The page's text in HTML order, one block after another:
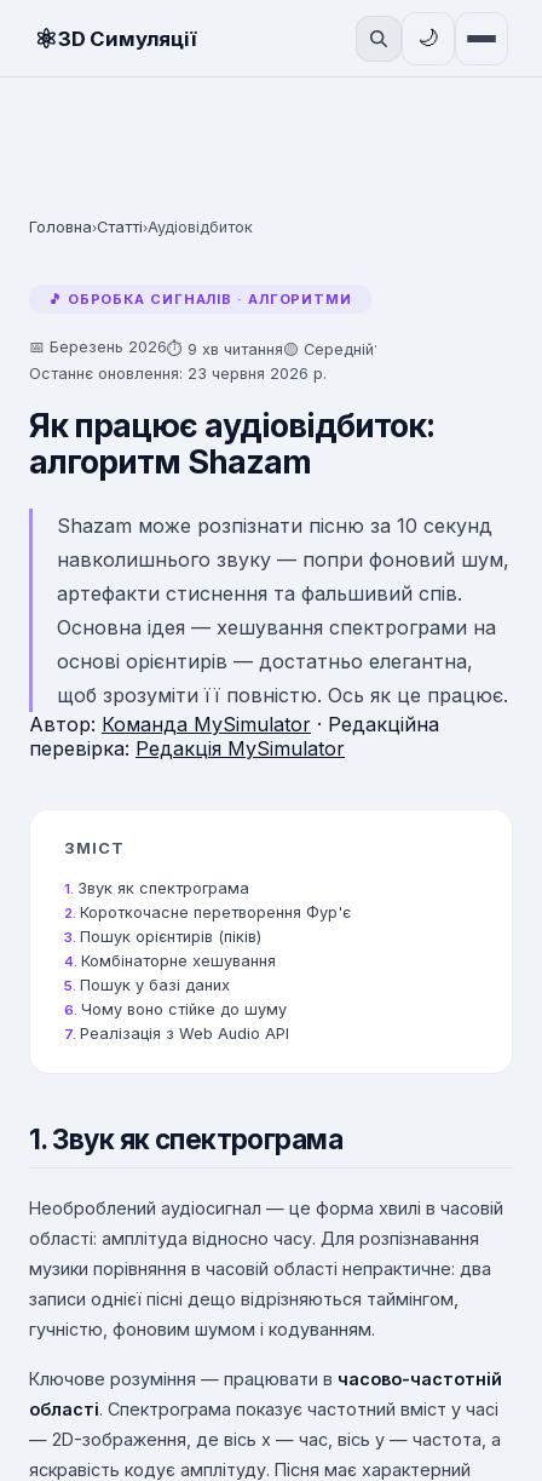
⚛3D Симуляції 🌙
Головна›Статті›Аудіовідбиток
🎵 ОБРОБКА СИГНАЛІВ · АЛГОРИТМИ
📅 Березень 2026⏱ 9 хв читання🟡 Середній·
Останнє оновлення: 23 червня 2026 р.
Як працює аудіовідбиток:
алгоритм Shazam
Shazam може розпізнати пісню за 10 секунд
навколишнього звуку — попри фоновий шум,
артефакти стиснення та фальшивий спів.
Основна ідея — хешування спектрограми на
основі орієнтирів — достатньо елегантна,
щоб зрозуміти її повністю. Ось як це працює.
Автор: Команда MySimulator · Редакційна
перевірка: Редакція MySimulator
ЗМІСТ
Звук як спектрограма
Короткочасне перетворення Фур'є
Пошук орієнтирів (піків)
Комбінаторне хешування
Пошук у базі даних
Чому воно стійке до шуму
Реалізація з Web Audio API
1. Звук як спектрограма
Необроблений аудіосигнал — це форма хвилі в часовій
області: амплітуда відносно часу. Для розпізнавання
музики порівняння в часовій області непрактичне: два
записи однієї пісні дещо відрізняються таймінгом,
гучністю, фоновим шумом і кодуванням.
Ключове розуміння — працювати в часово-частотній
області. Спектрограма показує частотний вміст у часі
— 2D-зображення, де вісь x — час, вісь y — частота, а
яскравість кодує амплітуду. Пісня має характерний